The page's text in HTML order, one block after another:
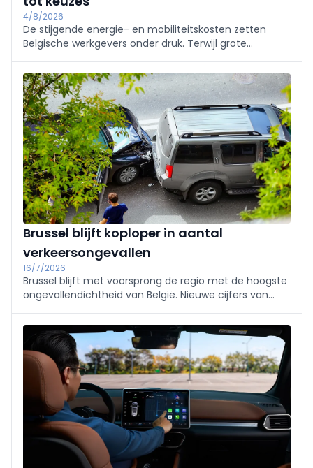
4/8/2026
De stijgende energie- en mobiliteitskosten zetten
Belgische werkgevers onder druk. Terwijl grote
blijven kmo's terughoudend door de oplopende kosten
en de complexe regelgeving.
Brussel blijft koploper in aantal
verkeersongevallen
16/7/2026
Brussel blijft met voorsprong de regio met de hoogste
ongevallendichtheid van België. Nieuwe cijfers van
verkeersongevallen en slachtoffers per 100 kilometer
weg.